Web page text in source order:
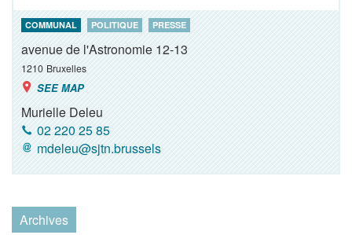
COMMUNAL POLITIQUE PRESSE
avenue de l'Astronomie 12-13
1210 Bruxelles
SEE MAP
Murielle Deleu
02 220 25 85
mdeleu@sjtn.brussels
Archives